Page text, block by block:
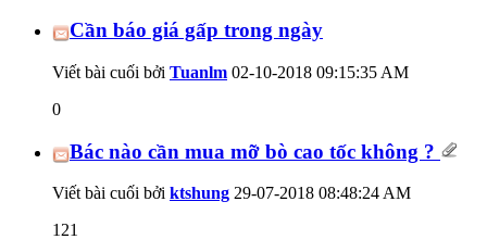
Cần báo giá gấp trong ngày
Viết bài cuối bởi Tuanlm 02-10-2018 09:15:35 AM
0
Bác nào cần mua mỡ bò cao tốc không ?
Viết bài cuối bởi ktshung 29-07-2018 08:48:24 AM
121